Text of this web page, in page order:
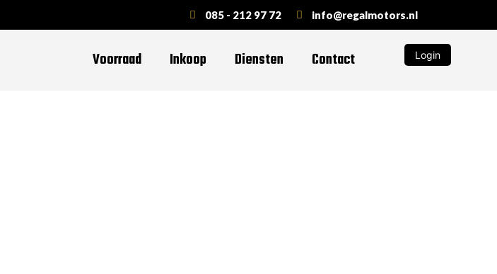
085 - 212 97 72 info@regalmotors.nl
Voorraad Inkoop Diensten Contact Login